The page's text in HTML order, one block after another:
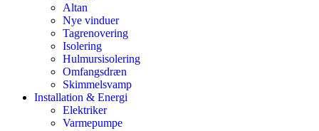
Altan
Nye vinduer
Tagrenovering
Isolering
Hulmursisolering
Omfangsdræn
Skimmelsvamp
Installation & Energi
Elektriker
Varmepumpe